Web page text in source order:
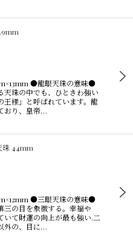
●龍眼天珠の意味●
天珠の中でも、ひときわ強い
王様」と呼ばれています。龍
おり、皇帝…
珠 44mm
●三眼天珠の意味●
三の目を象徴する。幸福や
いて財運の向上が最も強い.二
外の、目に…